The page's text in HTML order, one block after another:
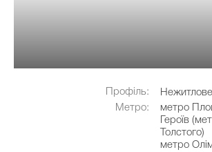
Профіль:
Метро:
метро
Героїв
Толстого)
метро